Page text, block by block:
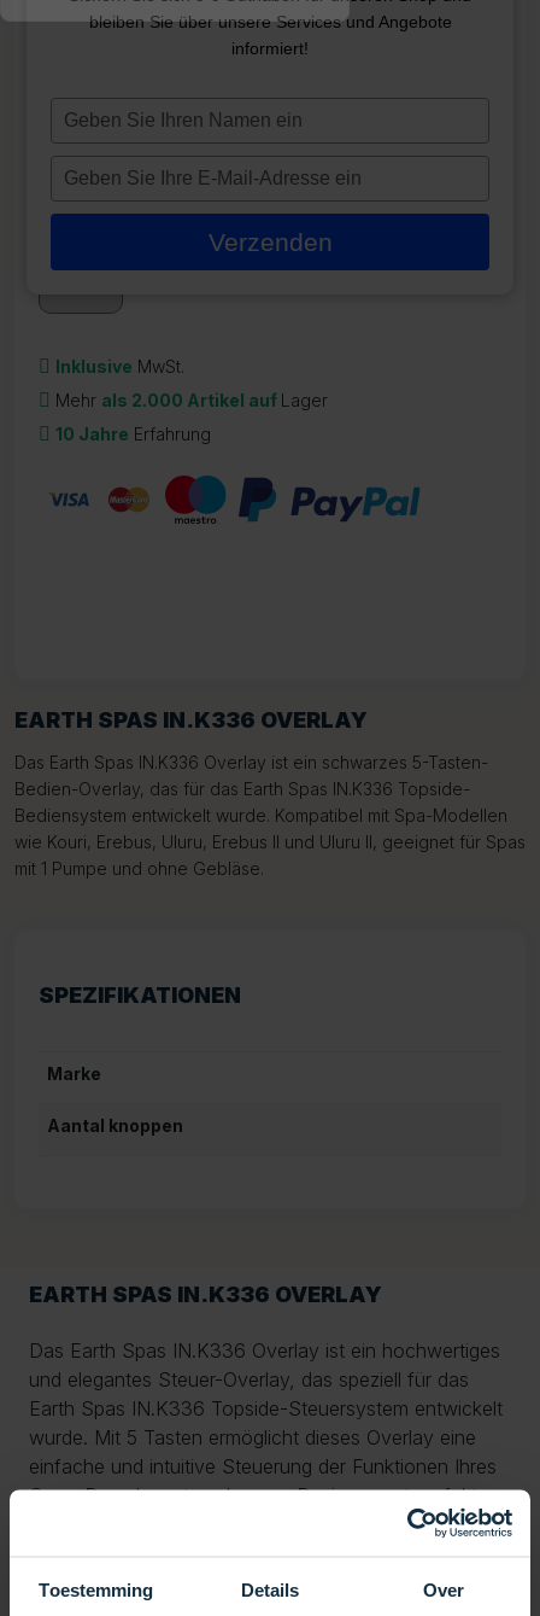
Toestemming Details Over
EARTH SPAS IN.K336 OVERLAY
Das Earth Spas IN.K336 Overlay ist ein schwarzes 5-Tasten-
Bedien-Overlay, das für das Earth Spas IN.K336 Topside-
Bediensystem entwickelt wurde. Kompatibel mit Spa-Modellen
wie Kouri, Erebus, Uluru, Erebus II und Uluru II, geeignet für Spas
mit 1 Pumpe und ohne Gebläse.
SPEZIFIKATIONEN
Marke
Aantal knoppen
EARTH SPAS IN.K336
ZR-21984
70,95€
Auf Lager
Inklusive MwSt.
Mehr als 2.000 Artikel auf Lager
10 Jahre Erfahrung
EARTH SPAS IN.K336 OVERLAY
Das Earth Spas IN.K336 Overlay ist ein hochwertiges
und elegantes Steuer-Overlay, das speziell für das
Earth Spas IN.K336 Topside-Steuersystem entwickelt
wurde. Mit 5 Tasten ermöglicht dieses Overlay eine
einfache und intuitive Steuerung der Funktionen Ihres
Spas. Das elegante schwarze Design passt perfekt
zum modernen Look von Spas und gewährleistet eine
Diese Auflage ist mit verschiedenen Modellen von
bleiben Sie über unsere Services und Angebote
informiert!
Typ
naam
Typ
e-
in
Verzenden